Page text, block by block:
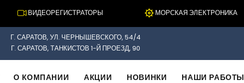
ВИДЕОРЕГИСТРАТОРЫ МОРСКАЯ ЭЛЕКТРОНИКА
Г. САРАТОВ, УЛ. ЧЕРНЫШЕВСКОГО, 54/4
Г. САРАТОВ, ТАНКИСТОВ 1-Й ПРОЕЗД, 90
О КОМПАНИИ АКЦИИ НОВИНКИ НАШИ РАБОТЫ